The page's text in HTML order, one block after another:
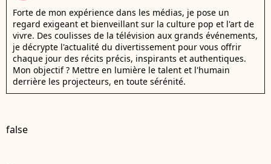
Forte de mon expérience dans les médias, je pose un
regard exigeant et bienveillant sur la culture pop et l'art de
vivre. Des coulisses de la télévision aux grands événements,
je décrypte l'actualité du divertissement pour vous offrir
chaque jour des récits précis, inspirants et authentiques.
Mon objectif ? Mettre en lumière le talent et l'humain
derrière les projecteurs, en toute sérénité.
false